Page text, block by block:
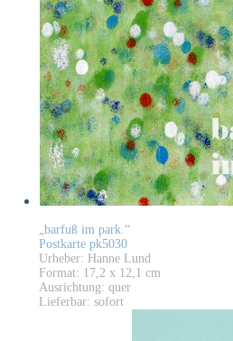
„barfuß im park.“
Postkarte pk5030
Urheber: Hanne Lund
Format: 17,2 x 12,1 cm
Ausrichtung: quer
Lieferbar: sofort